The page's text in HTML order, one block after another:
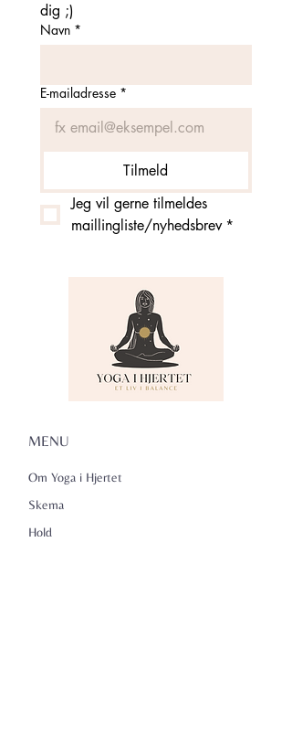
dig ;)
Navn *
E-mailadresse *
Tilmeld
Jeg vil gerne tilmeldes
maillingliste/nyhedsbrev *
MENU
Om Yoga i Hjertet
Skema
Hold